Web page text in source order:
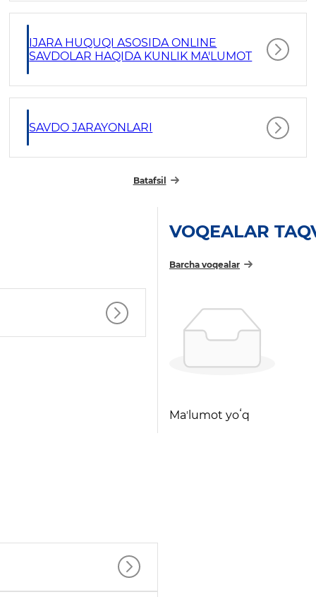
IJARA HUQUQI ASOSIDA ONLINE
SAVDOLAR HAQIDA KUNLIK MA'LUMOT
SAVDO JARAYONLARI
Batafsil
VOQEALAR
Barcha voqealar
Maʼlumot yoʻq